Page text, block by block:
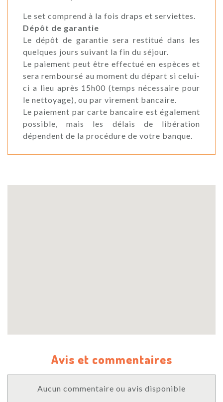
Le set comprend à la fois draps et serviettes.
Dépôt de garantie
Le dépôt de garantie sera restitué dans les
quelques jours suivant la fin du séjour.
Le paiement peut être effectué en espèces et
sera remboursé au moment du départ si celui-
ci a lieu après 15h00 (temps nécessaire pour
le nettoyage), ou par virement bancaire.
Le paiement par carte bancaire est également
possible, mais les délais de libération
dépendent de la procédure de votre banque.
Avis et commentaires
Aucun commentaire ou avis disponible